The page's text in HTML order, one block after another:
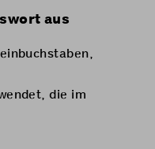
aus
die im